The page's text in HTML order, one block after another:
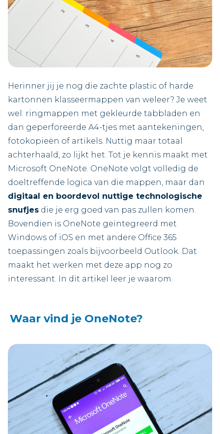
Herinner jij je nog die zachte plastic of harde
kartonnen klasseermappen van weleer? Je weet
wel: ringmappen met gekleur­de tabbladen en
dan geperforeerde A4-tjes met aantekeningen,
fotokopieën of artikels. Nuttig maar totaal
achterhaald, zo lijkt het. Tot je kennis maakt met
Microsoft OneNote. OneNote volgt volledig de
doeltreffende logica van die mappen, maar dan
digitaal en boordevol nuttige technologische
snufjes die je erg goed van pas zullen komen.
Bovendien is OneNote geïntegreerd met
Windows of iOS en met andere Office 365
toepassingen zoals bijvoorbeeld Outlook. Dat
maakt het werken met deze app nog zo
interessant. In dit artikel leer je waarom.
Waar vind je OneNote?